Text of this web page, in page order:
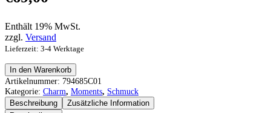
Enthält 19% MwSt.
zzgl. Versand
Lieferzeit: 3-4 Werktage
Pandora
Moments
Charm
Mantarochen
In den Warenkorb
Artikelnummer: 794685C01
Kategorie: Charm, Moments, Schmuck
Beschreibung
Zusätzliche Information